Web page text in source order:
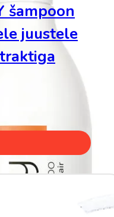
šampoon
juustele